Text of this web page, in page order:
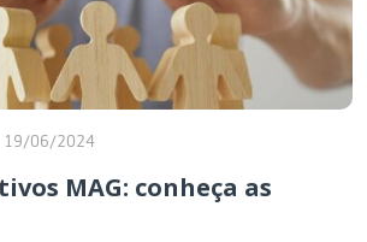
19/06/2024
MAG: conheça as